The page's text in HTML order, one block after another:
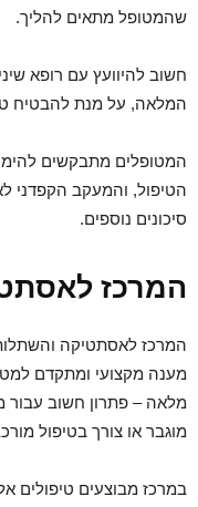
שהמטופל מתאים להליך.
חשוב להיוועץ עם רופא
המלאה, על מנת להבטיח
המטופלים מתבקשים
הטיפול, והמעקב הקפדני
סיכונים נוספים.
המרכז
המרכז לאסתטיקה
מענה מקצועי ומתקדם
מלאה – פתרון חשוב עבור
מוגבר או צורך בטיפול
במרכז מבוצעים טיפולים